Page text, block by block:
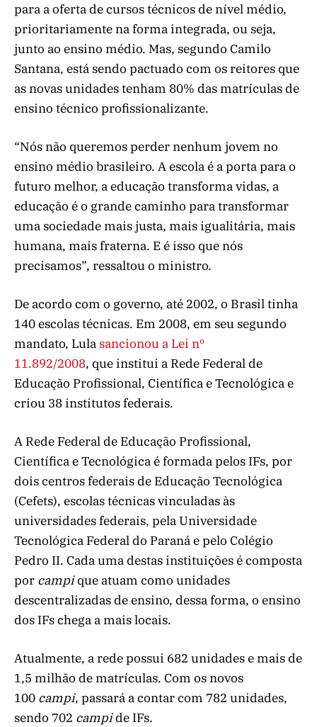
para a oferta de cursos técnicos de nível médio,
prioritariamente na forma integrada, ou seja,
junto ao ensino médio. Mas, segundo Camilo
Santana, está sendo pactuado com os reitores que
as novas unidades tenham 80% das matrículas de
ensino técnico profissionalizante.
“Nós não queremos perder nenhum jovem no
ensino médio brasileiro. A escola é a porta para o
futuro melhor, a educação transforma vidas, a
educação é o grande caminho para transformar
uma sociedade mais justa, mais igualitária, mais
humana, mais fraterna. E é isso que nós
precisamos”, ressaltou o ministro.
De acordo com o governo, até 2002, o Brasil tinha
140 escolas técnicas. Em 2008, em seu segundo
mandato, Lula sancionou a Lei nº
11.892/2008, que institui a Rede Federal de
Educação Profissional, Científica e Tecnológica e
criou 38 institutos federais.
A Rede Federal de Educação Profissional,
Científica e Tecnológica é formada pelos IFs, por
dois centros federais de Educação Tecnológica
(Cefets), escolas técnicas vinculadas às
universidades federais, pela Universidade
Tecnológica Federal do Paraná e pelo Colégio
Pedro II. Cada uma destas instituições é composta
por campique atuam como unidades
descentralizadas de ensino, dessa forma, o ensino
dos IFs chega a mais locais.
Atualmente, a rede possui 682 unidades e mais de
1,5 milhão de matrículas. Com os novos
100 campi, passará a contar com 782 unidades,
sendo 702 campide IFs.